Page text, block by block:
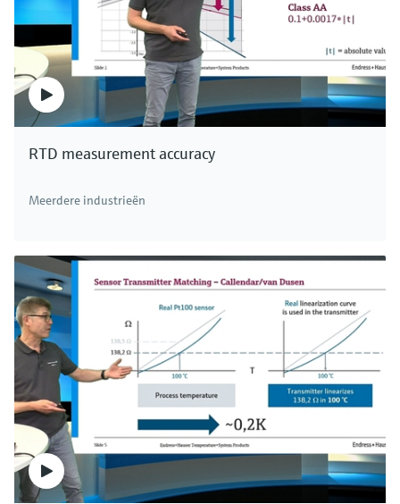
kunnen drukken en niveaus worden gemeten in
standaardtoepassingen, in toepassingen met
hoge temperaturen en hoge drukken, en in
toepassingen met corrosieve en schurende
media. We hebben een geschikte oplossing voor
RTD measurement accuracy
Meerdere industrieën